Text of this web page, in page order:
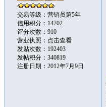
交易等级：营销员第5年
信用积分：14702
评分次数：910
营业执照： 点击查看
发贴次数：192403
发帖积分：340819
注册日期：2012年7月9日